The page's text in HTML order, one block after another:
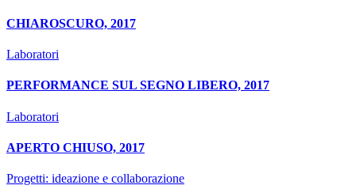
CHIAROSCURO, 2017
Laboratori
PERFORMANCE SUL SEGNO LIBERO, 2017
Laboratori
APERTO CHIUSO, 2017
Progetti: ideazione e collaborazione